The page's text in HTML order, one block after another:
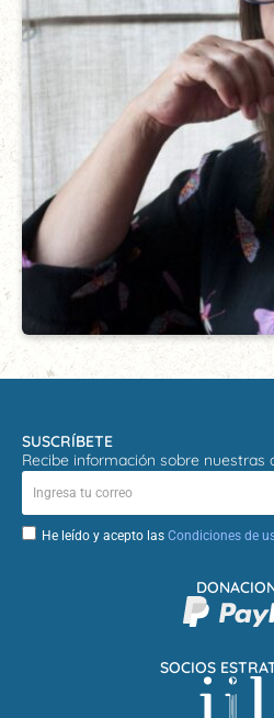
SUSCRÍBETE
Recibe información sobre nuestras
He leído y acepto las Condiciones de
SOCIOS